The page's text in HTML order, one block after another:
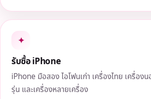
✦
รับซื้อ iPhone
iPhone มือสอง ไอโฟนเก่า เครื่องไทย เครื่อง
รุ่น และเครื่องหลายเครื่อง